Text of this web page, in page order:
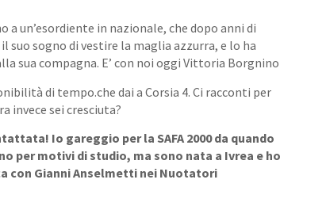
a un’esordiente in nazionale, che dopo anni di
sogno di vestire la maglia azzurra, e lo ha
sua compagna. E’ con noi oggi Vittoria Borgnino
di tempo.che dai a Corsia 4. Ci racconti per
invece sei cresciuta?
Io gareggio per la SAFA 2000 da quando
per motivi di studio, ma sono nata a Ivrea e ho
con Gianni Anselmetti nei Nuotatori